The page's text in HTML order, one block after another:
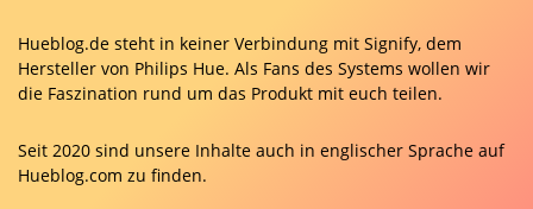
Hueblog.de steht in keiner Verbindung mit Signify, dem
Hersteller von Philips Hue. Als Fans des Systems wollen wir
die Faszination rund um das Produkt mit euch teilen.
Seit 2020 sind unsere Inhalte auch in englischer Sprache auf
Hueblog.com zu finden.